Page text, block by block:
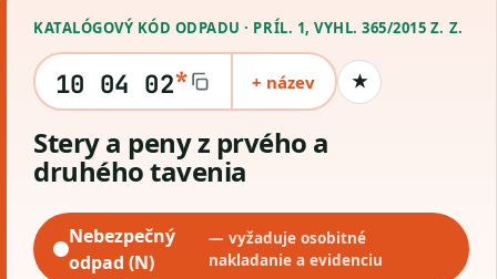
KATALÓGOVÝ KÓD ODPADU · PRÍL. 1, VYHL. 365/2015 Z. Z.
10 04 02* + název ★Uložiť kód
stery a peny z prvého a
druhého tavenia
Nebezpečný
odpad (N)
— vyžaduje osobitné
nakladanie a evidenciu